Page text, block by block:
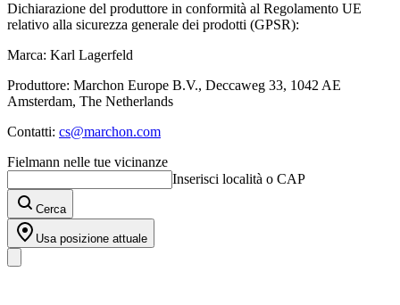
Dichiarazione del produttore in conformità al Regolamento UE
relativo alla sicurezza generale dei prodotti (GPSR):
Marca: Karl Lagerfeld
Produttore: Marchon Europe B.V., Deccaweg 33, 1042 AE
Amsterdam, The Netherlands
Contatti: cs@marchon.com
Fielmann nelle tue vicinanze
Inserisci località o CAP
Cerca
Usa posizione attuale